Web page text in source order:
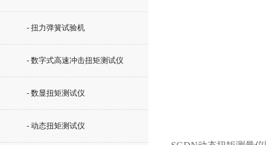
- 扭力弹簧试验机
- 数字式高速冲击扭矩测试仪
- 数显扭矩测试仪
- 动态扭矩测试仪